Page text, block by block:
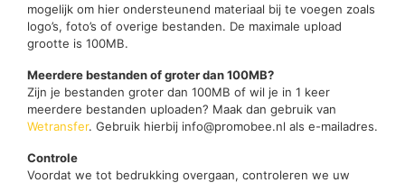
mogelijk om hier ondersteunend materiaal bij te voegen zoals
logo’s, foto’s of overige bestanden. De maximale upload
grootte is 100MB.
Meerdere bestanden of groter dan 100MB?
Zijn je bestanden groter dan 100MB of wil je in 1 keer
meerdere bestanden uploaden? Maak dan gebruik van
Wetransfer. Gebruik hierbij info@promobee.nl als e-mailadres.
Controle
Voordat we tot bedrukking overgaan, controleren we uw